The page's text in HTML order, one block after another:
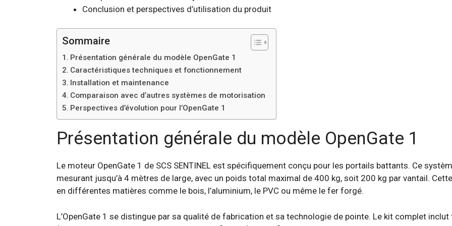
Conclusion et perspectives d’utilisation du produit
Sommaire
Présentation générale du modèle OpenGate 1
Caractéristiques techniques et fonctionnement
Installation et maintenance
Comparaison avec d’autres systèmes de motorisation
Perspectives d’évolution pour l’OpenGate 1
Présentation générale du modèle OpenGate 1
Le moteur OpenGate 1 de SCS SENTINEL est spécifiquement conçu pour les portails battants. Ce
mesurant jusqu’à 4 mètres de large, avec un poids total maximal de 400 kg, soit 200 kg par vantail.
en différentes matières comme le bois, l’aluminium, le PVC ou même le fer forgé.
L’OpenGate 1 se distingue par sa qualité de fabrication et sa technologie de pointe. Le kit complet